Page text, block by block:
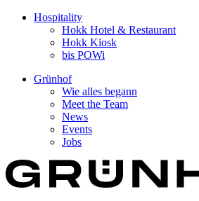
Hospitality
Hokk Hotel & Restaurant
Hokk Kiosk
bis POWi
Grünhof
Wie alles begann
Meet the Team
News
Events
Jobs